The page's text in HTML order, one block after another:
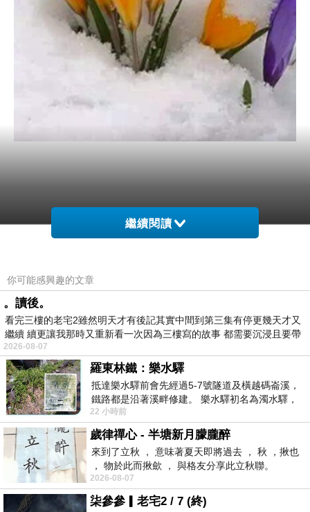
上一篇：一直在做的蠢事
下一篇：吟
繼續閱讀
你可能感興趣的文章
。讀後。
看完三樓的老宅2雖然明天才有後記其實中間到第三集有停更幾天才又
繼續 續更讓我那時又重新看一次因為三樓寫的故事 都需要沉浸且要帶
有
2026-08-07
羅東林鐵：樂水驛
抵達樂水驛前會先經過5-7號隧道及橫越碼崙溪，
鐵路都是沿著溪畔修建。 樂水驛初名為濁水驛，
但因與臺鐵集集線車站同名，於1953
22 小時前
歲律禪心 - 半塘新月朦朧醉
來到了立秋 ， 意味著夏天即將過去 ， 秋 ，揪也
， 物於此而揪歛 ， 與格友分享此立秋聯。
2026-08-07
柒參參▎老宅2 / 7 (終)